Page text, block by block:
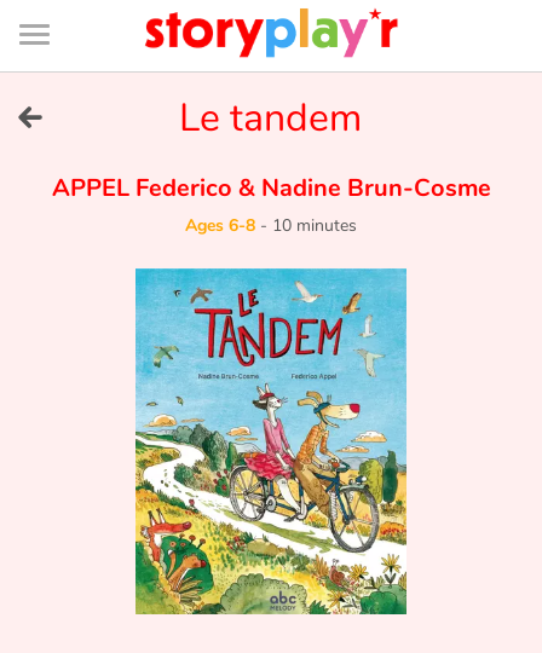
Connexion
Bibliothèque
de
page
Tales and classics in french
Fable, myth, literature and poetry
Princesses and princes, kings, queens and dragons
Le tandem
APPEL Federico &Nadine Brun-Cosme
Ages 6-8 - 10 minutes